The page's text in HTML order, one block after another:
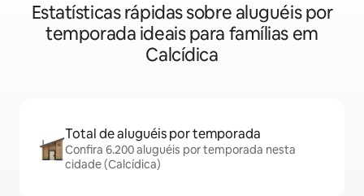
Estatísticas rápidas sobre aluguéis por
temporada ideais para famílias em
Calcídica
Total de aluguéis por temporada
Confira 6.200 aluguéis por temporada nesta
cidade (Calcídica)